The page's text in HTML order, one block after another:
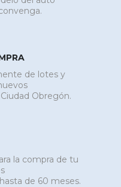
de lotes y
Obregón.
la compra de tu
de 60 meses.